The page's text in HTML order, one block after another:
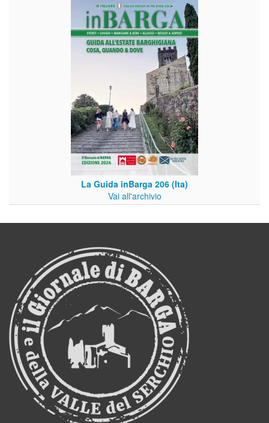
La Guida inBarga 206 (Ita)
Vai all'archivio